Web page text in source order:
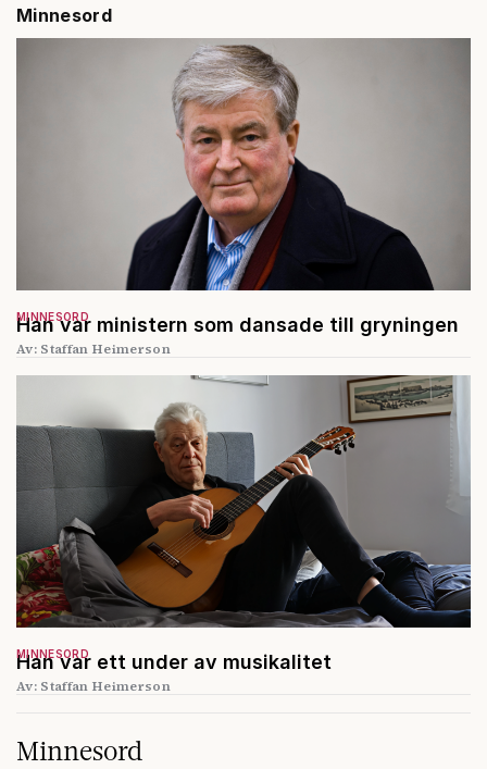
Minnesord
Han var ministern som dansade till gryningen
MINNESORD
Av: Staffan Heimerson
Han var ett under av musikalitet
MINNESORD
Av: Staffan Heimerson
Minnesord